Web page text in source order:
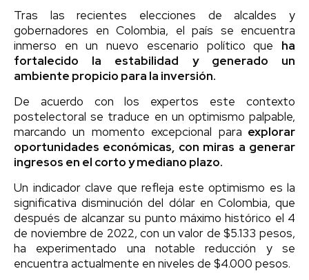
Tras las recientes elecciones de alcaldes y
gobernadores en Colombia, el país se encuentra
inmerso en un nuevo escenario político que ha
fortalecido la estabilidad y generado un
ambiente propicio para la inversión.
De acuerdo con los expertos este contexto
postelectoral se traduce en un optimismo palpable,
marcando un momento excepcional para explorar
oportunidades económicas, con miras a generar
ingresos en el corto y mediano plazo.
Un indicador clave que refleja este optimismo es la
significativa disminución del dólar en Colombia, que
después de alcanzar su punto máximo histórico el 4
de noviembre de 2022, con un valor de $5.133 pesos,
ha experimentado una notable reducción y se
encuentra actualmente en niveles de $4.000 pesos.